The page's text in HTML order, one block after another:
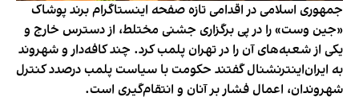
جمهوری اسلامی در اقدامی تازه صفحه اینستاگرام برند پوشاک
«جین وست» را در پی برگزاری جشنی مختلط، از دسترس خارج و
یکی از شعبه‌های آن را در تهران پلمب کرد. چند کافه‌‌دار و شهروند
به ایران‌اینترنشنال گفتند حکومت با سیاست پلمب درصدد کنترل
شهروندان، اعمال فشار بر آنان و انتقام‌گیری است.